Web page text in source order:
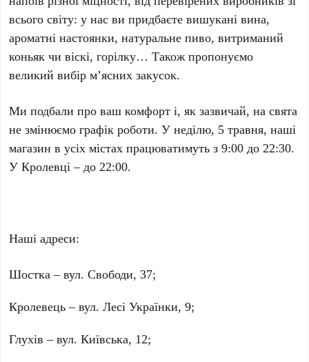
всього світу: у нас ви придбаєте вишукані вина,
ароматні настоянки, натуральне пиво, витриманий
коньяк чи віскі, горілку… Також пропонуємо
великий вибір м’ясних закусок.
Ми подбали про ваш комфорт і, як зазвичай, на свята
не змінюємо графік роботи. У неділю, 5 травня, наші
магазин в усіх містах працюватимуть з 9:00 до 22:30.
У Кролевці – до 22:00.
Наші адреси:
Шостка – вул. Свободи, 37;
Кролевець – вул. Лесі Українки, 9;
Глухів – вул. Київська, 12;